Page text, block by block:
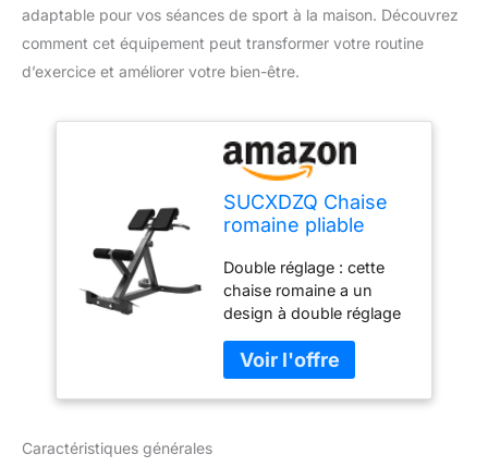
adaptable pour vos séances de sport à la maison. Découvrez
comment cet équipement peut transformer votre routine
d’exercice et améliorer votre bien-être.
SUCXDZQ Chaise
romaine pliable
dossier, banc
d'hyperextension
avec angle de
hauteur, double
réglage, banc
d'entraînement
pour salle de sport
Double réglage : cette
chaise romaine a un
design à double réglage
différentes intensités
d'entraînement de
différentes personnes.
Caractéristiques générales